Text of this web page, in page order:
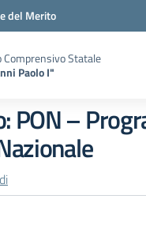
del Merito
Statale
Paolo I"
PON –